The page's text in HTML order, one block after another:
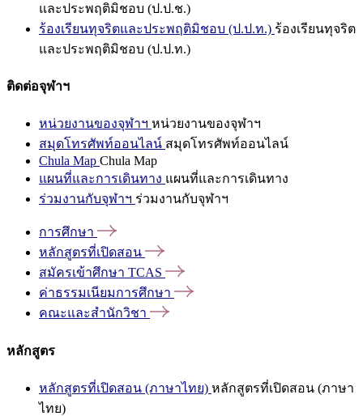
และประพฤติมิชอบ (ป.ป.ช.)
ร้องเรียนทุจริตและประพฤติมิชอบ (ป.ป.ท.) ร้องเรียนทุจริต
และประพฤติมิชอบ (ป.ป.ท.)
ติดต่อจุฬาฯ
หน่วยงานของจุฬาฯ หน่วยงานของจุฬาฯ
สมุดโทรศัพท์ออนไลน์ สมุดโทรศัพท์ออนไลน์
Chula Map Chula Map
แผนที่และการเดินทาง แผนที่และการเดินทาง
ร่วมงานกับจุฬาฯ ร่วมงานกับจุฬาฯ
การศึกษา
หลักสูตรที่เปิดสอน
สมัครเข้าศึกษา TCAS
ค่าธรรมเนียมการศึกษา
คณะและสำนักวิชา
หลักสูตร
หลักสูตรที่เปิดสอน (ภาษาไทย) หลักสูตรที่เปิดสอน (ภาษา
ไทย)